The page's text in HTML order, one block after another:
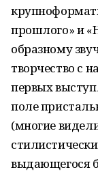
прошлого» и
образному
творчество с
первых
поле
(многие
выдающегося